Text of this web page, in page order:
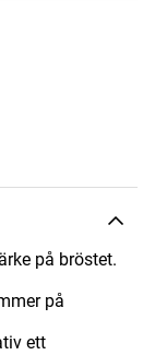
på bröstet.
på
ett